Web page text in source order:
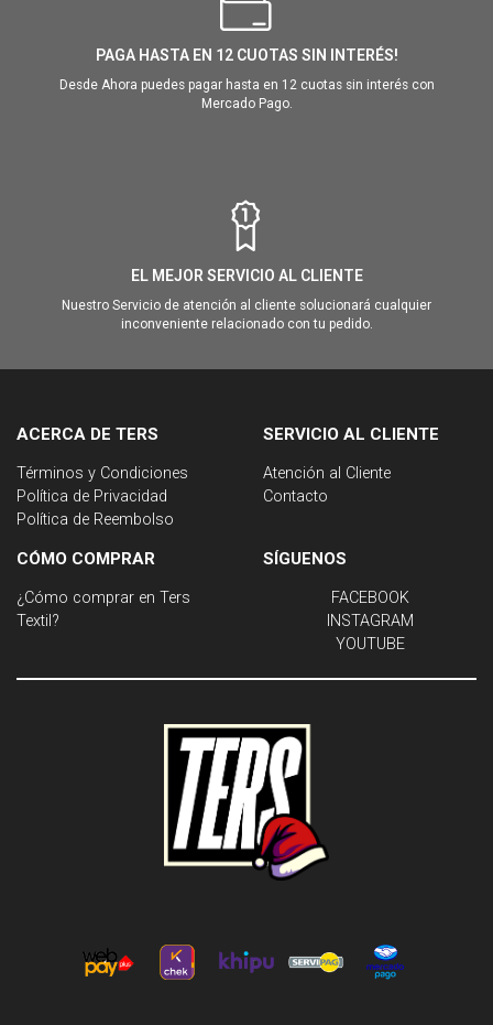
PAGA HASTA EN 12 CUOTAS SIN INTERÉS!
Desde Ahora puedes pagar hasta en 12 cuotas sin interés con
Mercado Pago.
EL MEJOR SERVICIO AL CLIENTE
Nuestro Servicio de atención al cliente solucionará cualquier
inconveniente relacionado con tu pedido.
ACERCA DE TERS
Términos y Condiciones
Política de Privacidad
Política de Reembolso
SERVICIO AL CLIENTE
Atención al Cliente
Contacto
CÓMO COMPRAR
¿Cómo comprar en Ters
Textil?
SÍGUENOS
FACEBOOK
INSTAGRAM
YOUTUBE